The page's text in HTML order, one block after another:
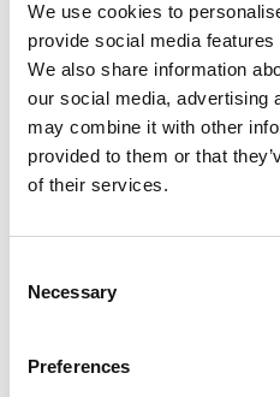
We use cookies to
provide social media
We also share information
our social media, advertising
may combine it with other
provided to them or that
of their services.
Selection
Necessary
Preferences
inspanning. Vaak volstaat
af te spoelen met water om
Voor een grondigere
van een mild
bestanddelen. Dankzij de
blijven aluminium ligbedden
blootstelling aan zon en
Hoe kiest u het
Bij het selecteren van de
het belangrijk om rekening